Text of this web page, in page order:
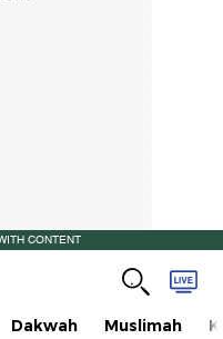
CONTENT
Dakwah Muslimah